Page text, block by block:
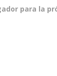
para la